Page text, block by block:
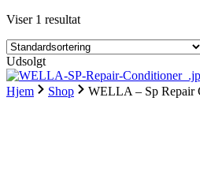
Viser 1 resultat
Udsolgt
Hjem Shop WELLA – Sp Repair